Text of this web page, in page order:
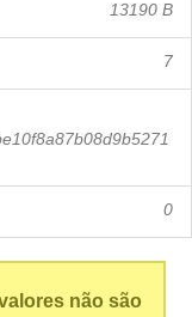
13190 B
7
0
não são